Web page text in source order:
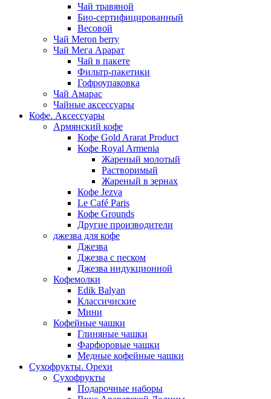
Чай травяной
Био-сертифицированный
Весовой
Чай Meron berry
Чай Мега Арарат
Чай в пакете
Фильтр-пакетики
Гофроупаковка
Чай Амарас
Чайные аксессуары
Кофе. Аксессуары
Армянский кофе
Кофе Gold Ararat Product
Кофе Royal Armenia
Жареный молотый
Растворимый
Жареный в зернах
Кофе Jezva
Le Café Paris
Кофе Grounds
Другие производители
джезва для кофе
Джезва
Джезва с песком
Джезва индукционной
Кофемолки
Edik Balyan
Классичиские
Мини
Кофейные чашки
Глиняные чашки
Фарфоровые чашки
Медные кофейные чашки
Сухофрукты. Орехи
Сухофрукты
Подарочные наборы